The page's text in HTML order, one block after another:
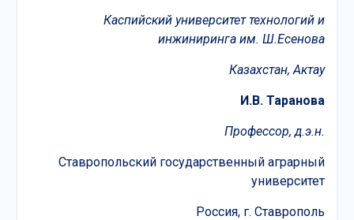
Каспийский университет технологий и
инжиниринга им. Ш.Есенова
Казахстан, Актау
И.В. Таранова
Профессор, д.э.н.
Ставропольский государственный аграрный
университет
Россия, г. Ставрополь